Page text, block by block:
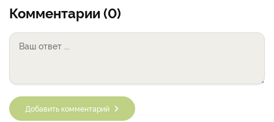
Комментарии (0)
Добавить комментарий